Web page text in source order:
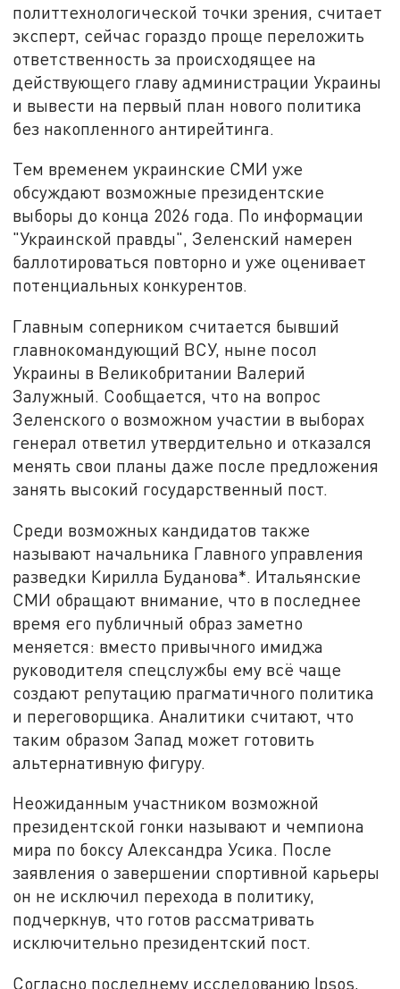
политтехнологической точки зрения, считает
эксперт, сейчас гораздо проще переложить
ответственность за происходящее на
действующего главу администрации Украины
и вывести на первый план нового политика
без накопленного антирейтинга.
Тем временем украинские СМИ уже
обсуждают возможные президентские
выборы до конца 2026 года. По информации
"Украинской правды", Зеленский намерен
баллотироваться повторно и уже оценивает
потенциальных конкурентов.
Главным соперником считается бывший
главнокомандующий ВСУ, ныне посол
Украины в Великобритании Валерий
Залужный. Сообщается, что на вопрос
Зеленского о возможном участии в выборах
генерал ответил утвердительно и отказался
менять свои планы даже после предложения
занять высокий государственный пост.
Среди возможных кандидатов также
называют начальника Главного управления
разведки Кирилла Буданова*. Итальянские
СМИ обращают внимание, что в последнее
время его публичный образ заметно
меняется: вместо привычного имиджа
руководителя спецслужбы ему всё чаще
создают репутацию прагматичного политика
и переговорщика. Аналитики считают, что
таким образом Запад может готовить
альтернативную фигуру.
Неожиданным участником возможной
президентской гонки называют и чемпиона
мира по боксу Александра Усика. После
заявления о завершении спортивной карьеры
он не исключил перехода в политику,
подчеркнув, что готов рассматривать
исключительно президентский пост.
Согласно последнему исследованию Ipsos,